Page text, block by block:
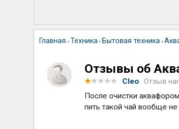
Главная › Техника › Бытовая техника ›
Отзывы об
Cleo Отзыв
После очистки
пить такой чай вообще не